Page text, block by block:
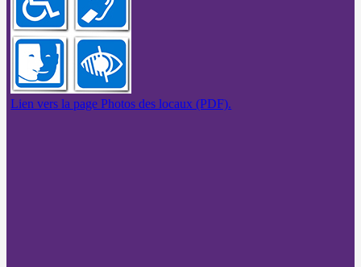
Lien vers la page Photos des locaux (PDF).